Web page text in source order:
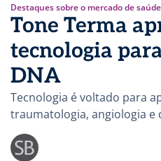
Destaques sobre o mercado de saúde
Tone Terma
tecnologia
DNA
Tecnologia é voltado para
traumatologia, angiologia e